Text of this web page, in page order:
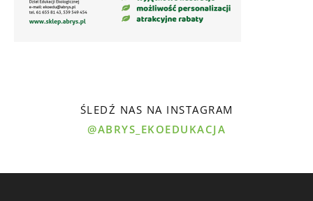
ŚLEDŹ NAS NA INSTAGRAM
@ABRYS_EKOEDUKACJA